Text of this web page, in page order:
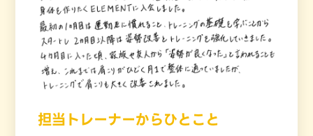
担当トレーナーからひとこと